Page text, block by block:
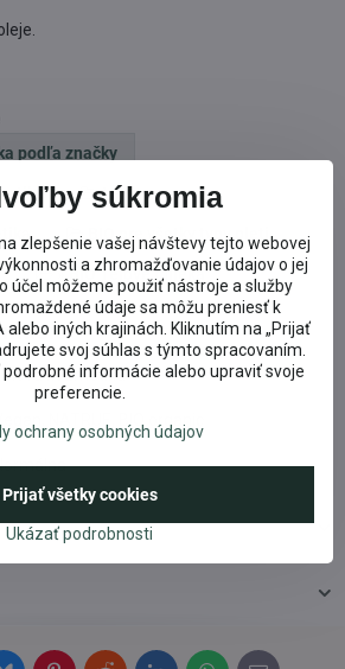
podľa značky
Lavera
BIO pre všetky typy pleti
» BIO Telové mlieka
kozmetika
súkromia
zlepšenie vašej návštevy tejto webovej
a zhromažďovanie údajov o jej
účel môžeme použiť nástroje a služby
údaje sa môžu preniesť k
alebo iných krajinách. Kliknutím na „Prijať
svoj súhlas s týmto spracovaním.
informácie alebo upraviť svoje
preferencie.
ochrany osobných údajov
Ukázať podrobnosti
Prijať všetky cookies